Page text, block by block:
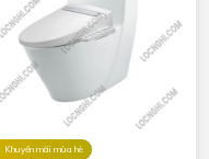
Khuyến mãi mùa hè